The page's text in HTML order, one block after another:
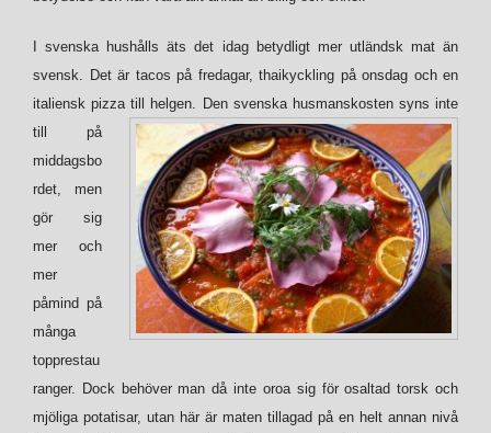
I svenska hushålls äts det idag betydligt mer utländsk mat än
svensk. Det är tacos på fredagar, thaikyckling på onsdag och en
italiensk pizza till helgen.
Den svenska husmanskosten syns inte
till på
middagsbo
rdet, men
gör sig
mer och
mer
påmind på
många
topprestau
ranger. Dock behöver man då inte oroa sig för osaltad torsk och
mjöliga potatisar, utan här är maten tillagad på en helt annan nivå